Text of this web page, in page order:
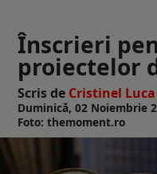
Înscrieri
proiectelor
Scris de Cristinel Luca
Duminică, 02 Noiembrie
Foto: themoment.ro